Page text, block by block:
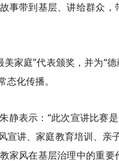
事带到基层、讲给群众
家庭”代表颁奖，并为“
态化传播。
静表示：“此次宣讲比赛
宣讲、家庭教育培训、
家风在基层治理中的重